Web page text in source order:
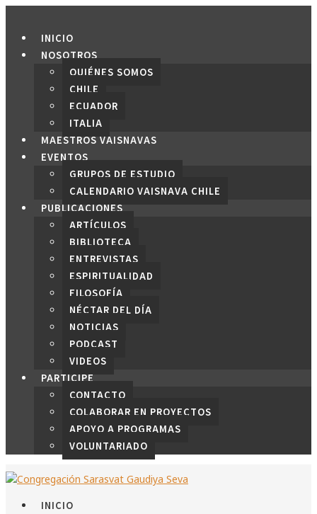
contenidoINICIO
NOSOTROS
QUIÉNES SOMOS
CHILE
ECUADOR
ITALIA
MAESTROS VAISNAVAS
EVENTOS
GRUPOS DE ESTUDIO
CALENDARIO VAISNAVA CHILE
PUBLICACIONES
ARTÍCULOS
BIBLIOTECA
ENTREVISTAS
ESPIRITUALIDAD
FILOSOFÍA
NÉCTAR DEL DÍA
NOTICIAS
PODCAST
VIDEOS
PARTICIPE
CONTACTO
COLABORAR EN PROYECTOS
APOYO A PROGRAMAS
VOLUNTARIADO
INICIO